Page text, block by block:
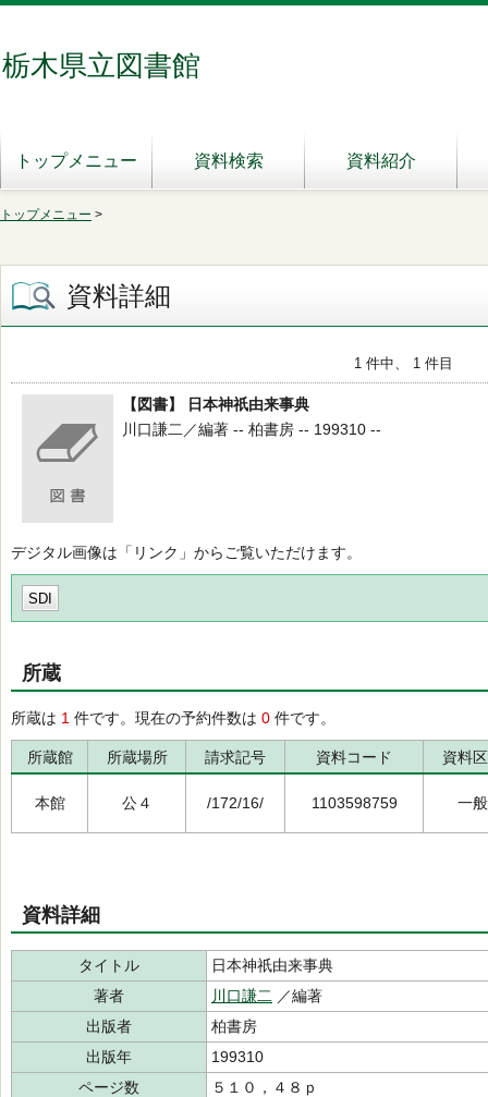
栃木県立図書館
トップメニュー 資料検索 資料紹介
トップメニュー >
資料詳細
1 件中、 1 件目
【図書】 日本神祇由来事典
川口謙二／編著 -- 柏書房 -- 199310 --
デジタル画像は「リンク」からご覧いただけます。
SDI
所蔵
所蔵は 1 件です。現在の予約件数は 0 件です。
所蔵館 所蔵場所 請求記号 資料コード 資料
本館 公４ /172/16/ 1103598759 一般
資料詳細
タイトル
日本神祇由来事典
著者
川口謙二 ／編著
出版者
柏書房
出版年
199310
ページ数
５１０，４８ｐ